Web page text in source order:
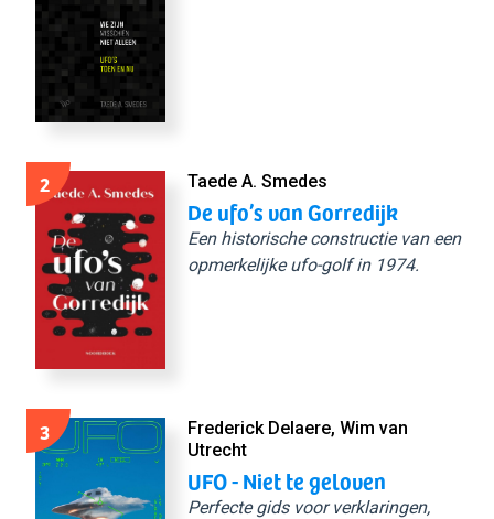
2 Taede A. Smedes
De ufo’s van Gorredijk
Een historische constructie van een
opmerkelijke ufo-golf in 1974.
3
Frederick Delaere, Wim van
Utrecht
UFO - Niet te geloven
Perfecte gids voor verklaringen,